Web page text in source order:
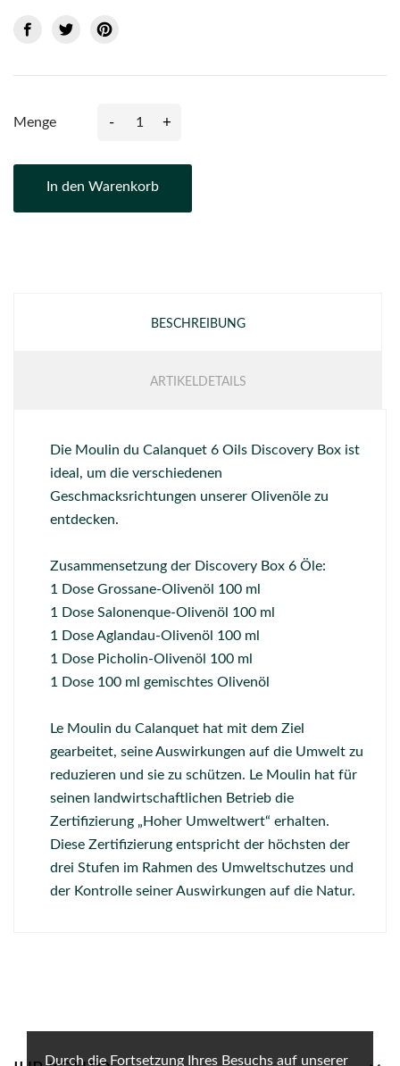
Durch die Fortsetzung Ihres Besuchs auf unserer
Menge - +
In den Warenkorb
BESCHREIBUNG
ARTIKELDETAILS
Die Moulin du Calanquet 6 Oils Discovery Box ist
ideal, um die verschiedenen
Geschmacksrichtungen unserer Olivenöle zu
entdecken.
Zusammensetzung der Discovery Box 6 Öle:
1 Dose Grossane-Olivenöl 100 ml
1 Dose Salonenque-Olivenöl 100 ml
1 Dose Aglandau-Olivenöl 100 ml
1 Dose Picholin-Olivenöl 100 ml
1 Dose 100 ml gemischtes Olivenöl
Le Moulin du Calanquet hat mit dem Ziel
gearbeitet, seine Auswirkungen auf die Umwelt zu
reduzieren und sie zu schützen. Le Moulin hat für
seinen landwirtschaftlichen Betrieb die
Zertifizierung „Hoher Umweltwert“ erhalten.
Diese Zertifizierung entspricht der höchsten der
drei Stufen im Rahmen des Umweltschutzes und
der Kontrolle seiner Auswirkungen auf die Natur.